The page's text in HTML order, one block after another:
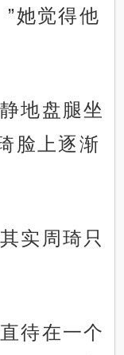
她觉得他
地盘腿坐
脸上逐渐
实周琦只
待在一个